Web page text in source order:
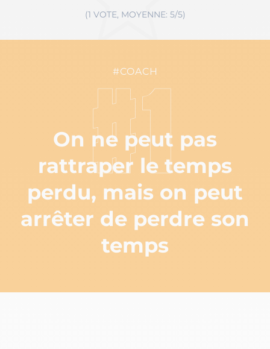
(1 VOTE, MOYENNE: 5/5)
#COACH
#1
On ne peut pas
rattraper le temps
perdu, mais on peut
arrêter de perdre son
temps